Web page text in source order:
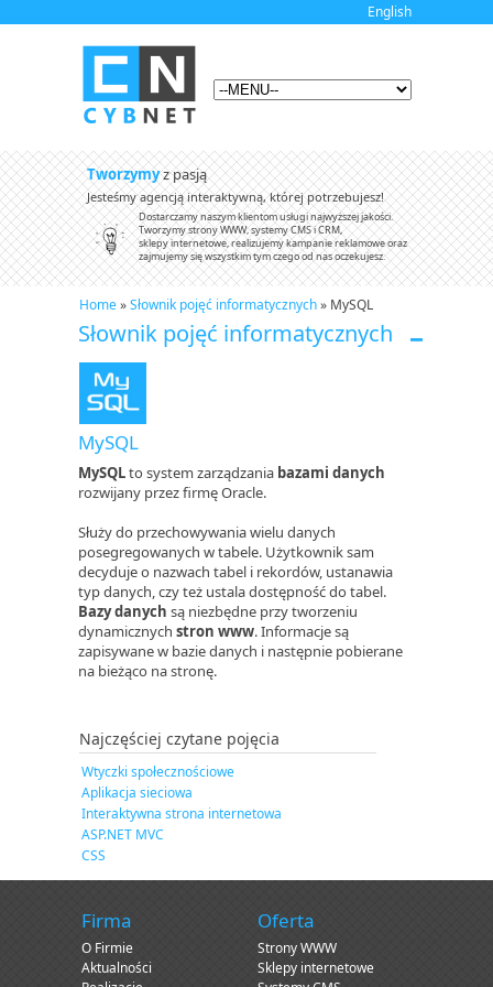
English
Tworzymyz pasją
Jesteśmy agencją interaktywną, której potrzebujesz!
Dostarczamy naszym klientom usługi najwyższej jakości.
Tworzymy strony WWW, systemy CMS i CRM,
sklepy internetowe, realizujemy kampanie reklamowe oraz
zajmujemy się wszystkim tym czego od nas oczekujesz.
Home»Słownik pojęć informatycznych» MySQL
Słownik pojęć informatycznych
MySQL
MySQLto system zarządzania bazami danych
rozwijany przez firmę Oracle.
Służy do przechowywania wielu danych
posegregowanych w tabele. Użytkownik sam
decyduje o nazwach tabel i rekordów, ustanawia
typ danych, czy też ustala dostępność do tabel.
Bazy danych są niezbędne przy tworzeniu
dynamicznych stron www. Informacje są
zapisywane w bazie danych i następnie pobierane
na bieżąco na stronę.
Najczęściej czytane pojęcia
Wtyczki społecznościowe
Aplikacja sieciowa
Interaktywna strona internetowa
ASP.NET MVC
CSS
Firma
O Firmie
Aktualności
Oferta
Strony WWW
Sklepy internetowe